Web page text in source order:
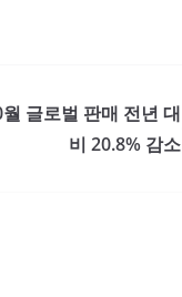
글로벌 판매 전년 대
비 20.8% 감소